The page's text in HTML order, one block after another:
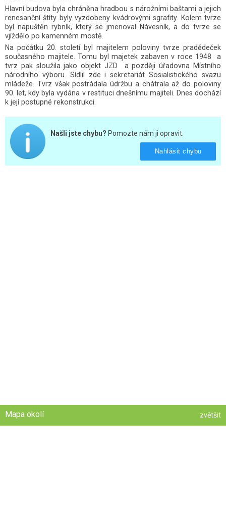
Hlavní budova byla chráněna hradbou s nárožními baštami a jejich
renesanční štíty byly vyzdobeny kvádrovými sgrafity. Kolem tvrze
byl napuštěn rybník, který se jmenoval Návesník, a do tvrze se
vjíždělo po kamenném mostě.
Na počátku 20. století byl majitelem poloviny tvrze pradědeček
současného majitele. Tomu byl majetek zabaven v roce 1948 a
tvrz pak sloužila jako objekt JZD a později úřadovna Místního
národního výboru. Sídlil zde i sekretariát Sosialistického svazu
mládeže. Tvrz však postrádala údržbu a chátrala až do poloviny
90. let, kdy byla vydána v restituci dnešnímu majiteli. Dnes dochází
k její postupné rekonstrukci.
Našli jste chybu? Pomozte nám ji opravit.
Nahlásit chybu
Mapa okolí zvětšit